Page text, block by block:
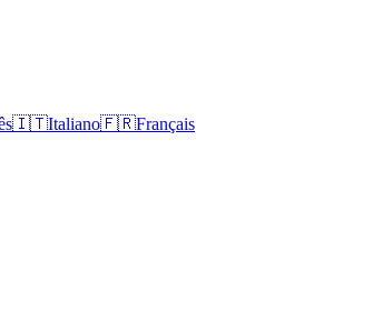
🇮🇹Italiano🇫🇷Français